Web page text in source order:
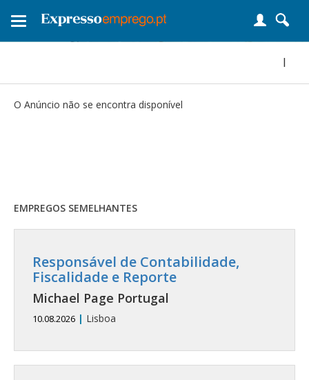
Toggle
|
O Anúncio não se encontra disponível
EMPREGOS SEMELHANTES
Responsável de Contabilidade,
Fiscalidade e Reporte
Michael Page Portugal
10.08.2026 | Lisboa